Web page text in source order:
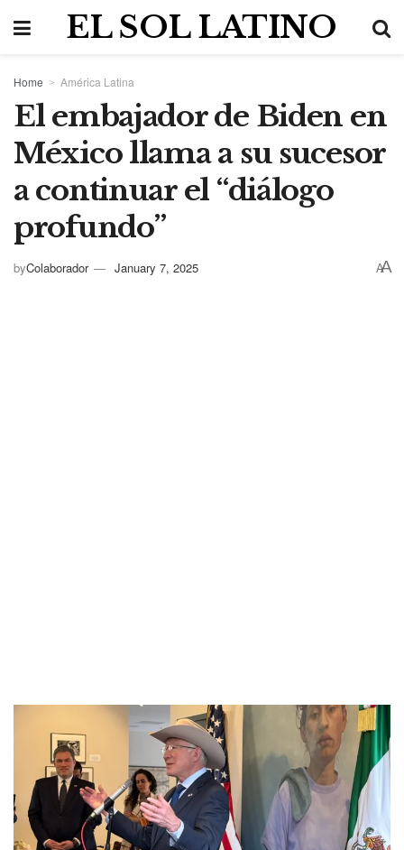
EL SOL LATINO
Home América Latina
El embajador de Biden en
México llama a su sucesor
a continuar el “diálogo
profundo”
byColaborador January 7, 2025 AA